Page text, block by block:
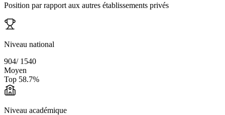
Position par rapport aux autres établissements privés
Niveau national
904/ 1540
Moyen
Top 58.7%
Niveau académique